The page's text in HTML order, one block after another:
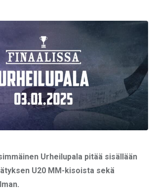
Email
Urheilupala pitää sisällään
U20 MM-kisoista sekä